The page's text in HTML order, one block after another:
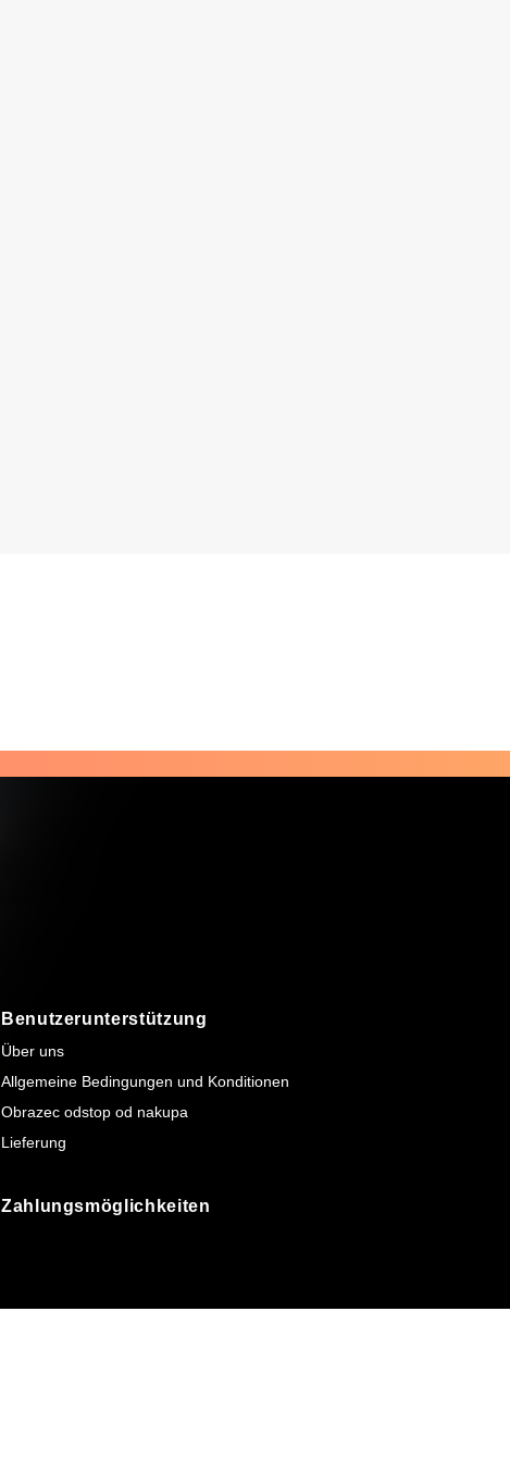
Benutzerunterstützung
Über uns
Allgemeine Bedingungen und Konditionen
Obrazec odstop od nakupa
Lieferung
Zahlungsmöglichkeiten